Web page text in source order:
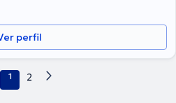
perfil
1 2